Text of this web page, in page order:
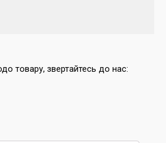
товару, звертайтесь до нас: